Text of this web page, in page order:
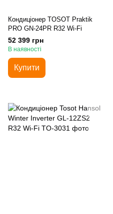
Кондиціонер TOSOT Praktik
PRO GN-24PR R32 Wi-Fi
52 399 грн
В наявності
Купити